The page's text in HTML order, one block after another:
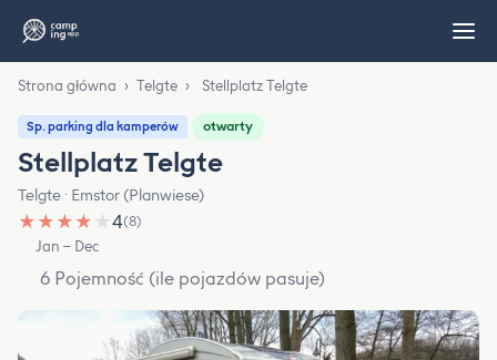
Strona główna › Telgte › Stellplatz Telgte
Sp. parking dla kamperów otwarty
Stellplatz Telgte
Telgte · Emstor (Planwiese)
★ ★ ★ ★ ★4(8)
Jan – Dec
6 Pojemność (ile pojazdów pasuje)